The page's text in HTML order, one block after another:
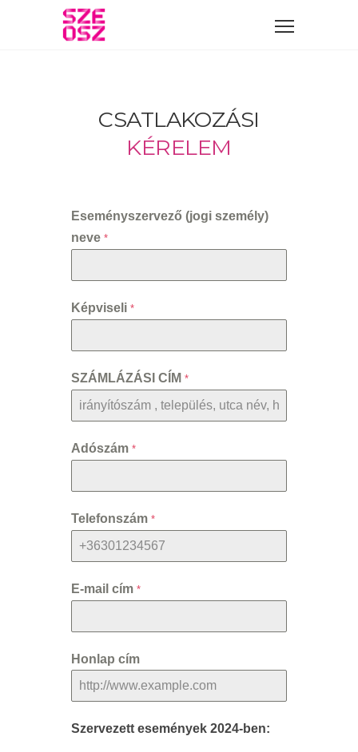
CSATLAKOZÁSI
KÉRELEM
Eseményszervező (jogi személy)
neve *
Képviseli *
SZÁMLÁZÁSI CÍM *
Adószám *
Telefonszám *
E-mail cím *
Honlap cím
Szervezett események 2024-ben: